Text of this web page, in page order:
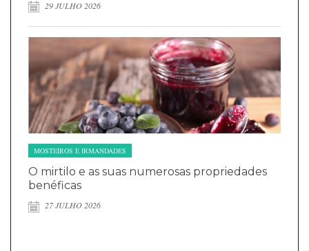
29 JULHO 2026
MOSTEIROS E IRMANDADES
O mirtilo e as suas numerosas propriedades
benéficas
27 JULHO 2026